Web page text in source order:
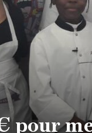
pour